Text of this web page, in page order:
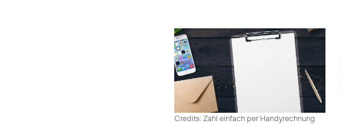
Credits: Zahl einfach per Handyrechnung